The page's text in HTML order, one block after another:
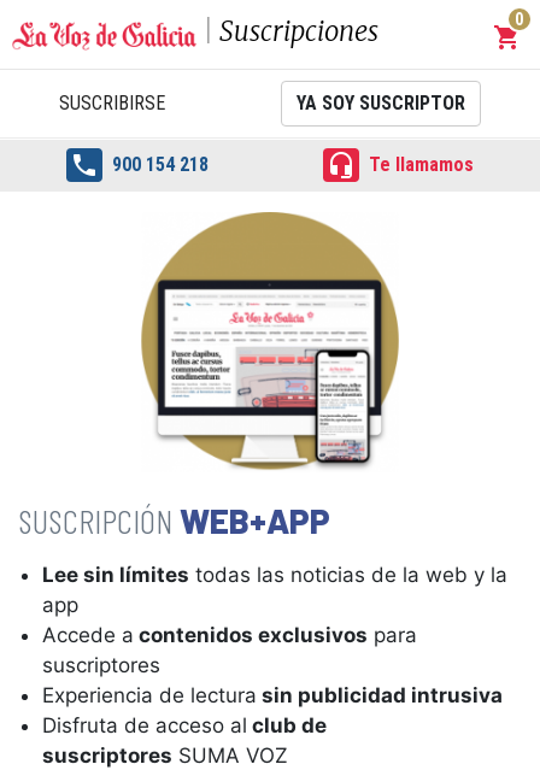
Suscripciones shopping_cart
0
SUSCRIBIRSE YA SOY SUSCRIPTOR
 900 154 218  Te llamamos
WEB+APP
Lee sin límites todas las noticias de la web y la
app
Accede a contenidos exclusivos para
suscriptores
Experiencia de lectura sin publicidad intrusiva
Disfruta de acceso al club de
suscriptores SUMA VOZ